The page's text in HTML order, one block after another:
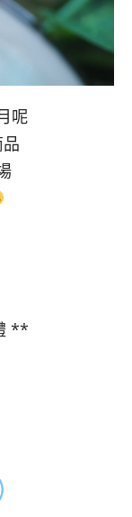
呢
**